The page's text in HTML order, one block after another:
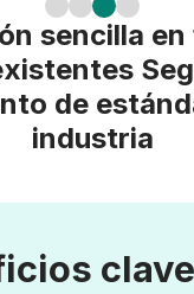
sencilla
de
industria